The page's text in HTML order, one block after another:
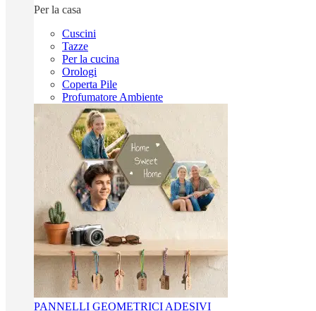
Per la casa
Cuscini
Tazze
Per la cucina
Orologi
Coperta Pile
Profumatore Ambiente
PANNELLI GEOMETRICI ADESIVI